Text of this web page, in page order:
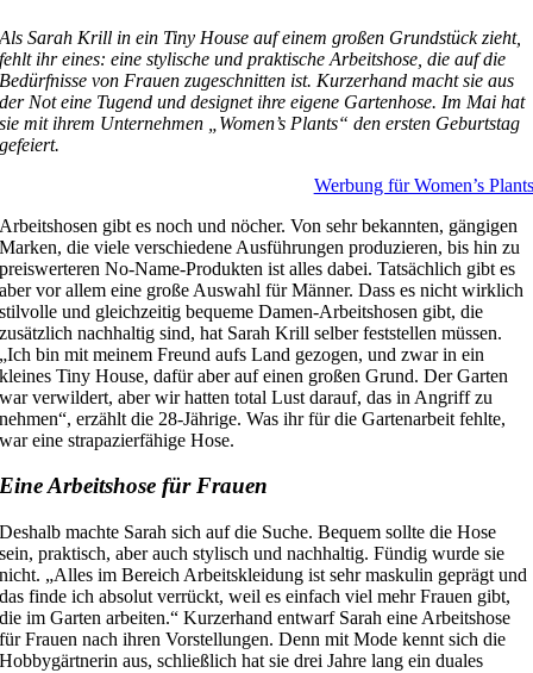
Als Sarah Krill in ein Tiny House auf einem großen Grundstück zieht,
fehlt ihr eines: eine stylische und praktische Arbeitshose, die auf die
Bedürfnisse von Frauen zugeschnitten ist. Kurzerhand macht sie aus
der Not eine Tugend und designet ihre eigene Gartenhose. Im Mai hat
sie mit ihrem Unternehmen „Women’s Plants“ den ersten Geburtstag
gefeiert.
Werbung für Women’s Plants
Arbeitshosen gibt es noch und nöcher. Von sehr bekannten, gängigen
Marken, die viele verschiedene Ausführungen produzieren, bis hin zu
preiswerteren No-Name-Produkten ist alles dabei. Tatsächlich gibt es
aber vor allem eine große Auswahl für Männer. Dass es nicht wirklich
stilvolle und gleichzeitig bequeme Damen-Arbeitshosen gibt, die
zusätzlich nachhaltig sind, hat Sarah Krill selber feststellen müssen.
„Ich bin mit meinem Freund aufs Land gezogen, und zwar in ein
kleines Tiny House, dafür aber auf einen großen Grund. Der Garten
war verwildert, aber wir hatten total Lust darauf, das in Angriff zu
nehmen“, erzählt die 28-Jährige. Was ihr für die Gartenarbeit fehlte,
war eine strapazierfähige Hose.
Eine Arbeitshose für Frauen
Deshalb machte Sarah sich auf die Suche. Bequem sollte die Hose
sein, praktisch, aber auch stylisch und nachhaltig. Fündig wurde sie
nicht. „Alles im Bereich Arbeitskleidung ist sehr maskulin geprägt und
das finde ich absolut verrückt, weil es einfach viel mehr Frauen gibt,
die im Garten arbeiten.“ Kurzerhand entwarf Sarah eine Arbeitshose
für Frauen nach ihren Vorstellungen. Denn mit Mode kennt sich die
Hobbygärtnerin aus, schließlich hat sie drei Jahre lang ein duales